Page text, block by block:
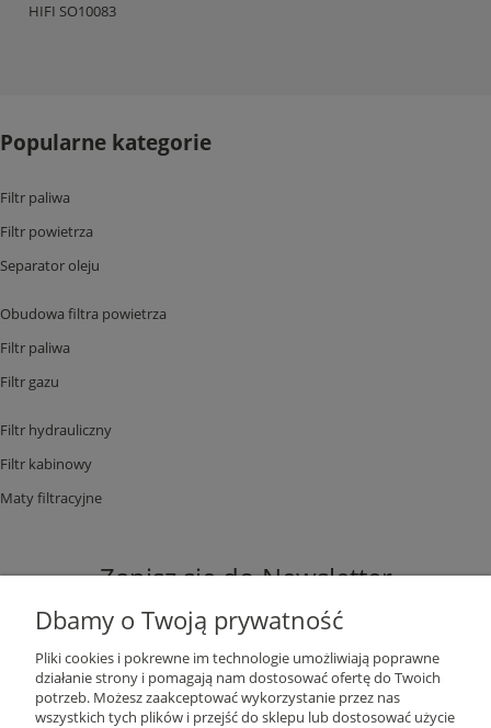
HIFI SO10083
Popularne kategorie
Filtr paliwa
Filtr powietrza
Separator oleju
Obudowa filtra powietrza
Filtr paliwa
Filtr gazu
Filtr hydrauliczny
Filtr kabinowy
Maty filtracyjne
Zapisz się do Newsletter
ZAPISZ SIĘ
Dbamy o Twoją prywatność
Pliki cookies i pokrewne im technologie umożliwiają poprawne
działanie strony i pomagają nam dostosować ofertę do Twoich
potrzeb. Możesz zaakceptować wykorzystanie przez nas
wszystkich tych plików i przejść do sklepu lub dostosować użycie